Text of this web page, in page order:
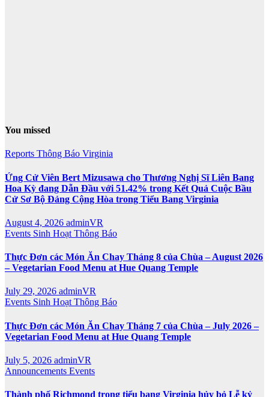
You missed
Reports Thông Báo Virginia
Ứng Cử Viên Bert Mizusawa cho Thương Nghị Sĩ Liên Bang
Hoa Kỳ đang Dẫn Đầu với 51.42% trong Kết Quả Cuộc Bầu
Cử Sơ Bộ Đảng Cộng Hòa trong Tiểu Bang Virginia
August 4, 2026 adminVR
Events Sinh Hoạt Thông Báo
Thực Đơn các Món Ăn Chay Tháng 8 của Chùa – August 2026
– Vegetarian Food Menu at Hue Quang Temple
July 29, 2026 adminVR
Events Sinh Hoạt Thông Báo
Thực Đơn các Món Ăn Chay Tháng 7 của Chùa – July 2026 –
Vegetarian Food Menu at Hue Quang Temple
July 5, 2026 adminVR
Announcements Events
Thành phố Richmond trong tiểu bang Virginia hủy bỏ Lễ kỷ